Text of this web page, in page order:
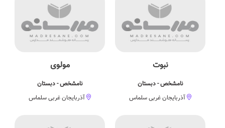
نبوت
نامشخص - دبستان
آذربایجان غربی سلماس
مولوی
نامشخص - دبستان
آذربایجان غربی سلماس